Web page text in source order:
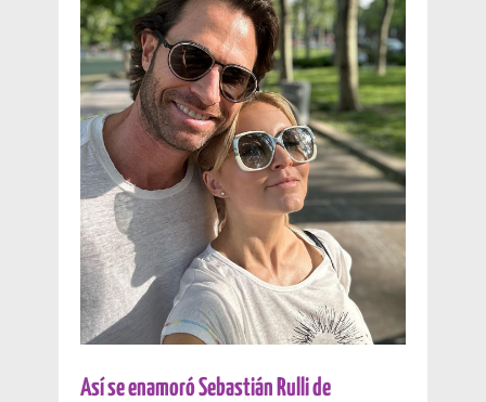
Así se enamoró Sebastián Rulli de